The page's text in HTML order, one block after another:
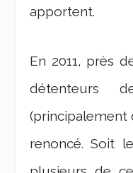
apportent.
En 2011, près
détenteurs
(principalement
renoncé. Soit